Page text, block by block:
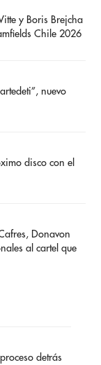
y Boris Brejcha
Chile 2026
nuevo
disco con el
Donavon
al cartel que
detrás